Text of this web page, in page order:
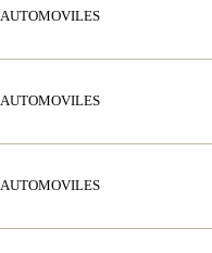
AUTOMOVILES
AUTOMOVILES
AUTOMOVILES